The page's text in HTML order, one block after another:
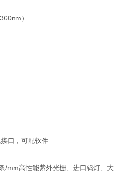
）
口，可配软件
/mm高性能紫外光栅、进口钨灯、大